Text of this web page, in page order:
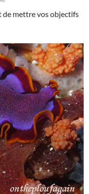
de mettre vos objectifs